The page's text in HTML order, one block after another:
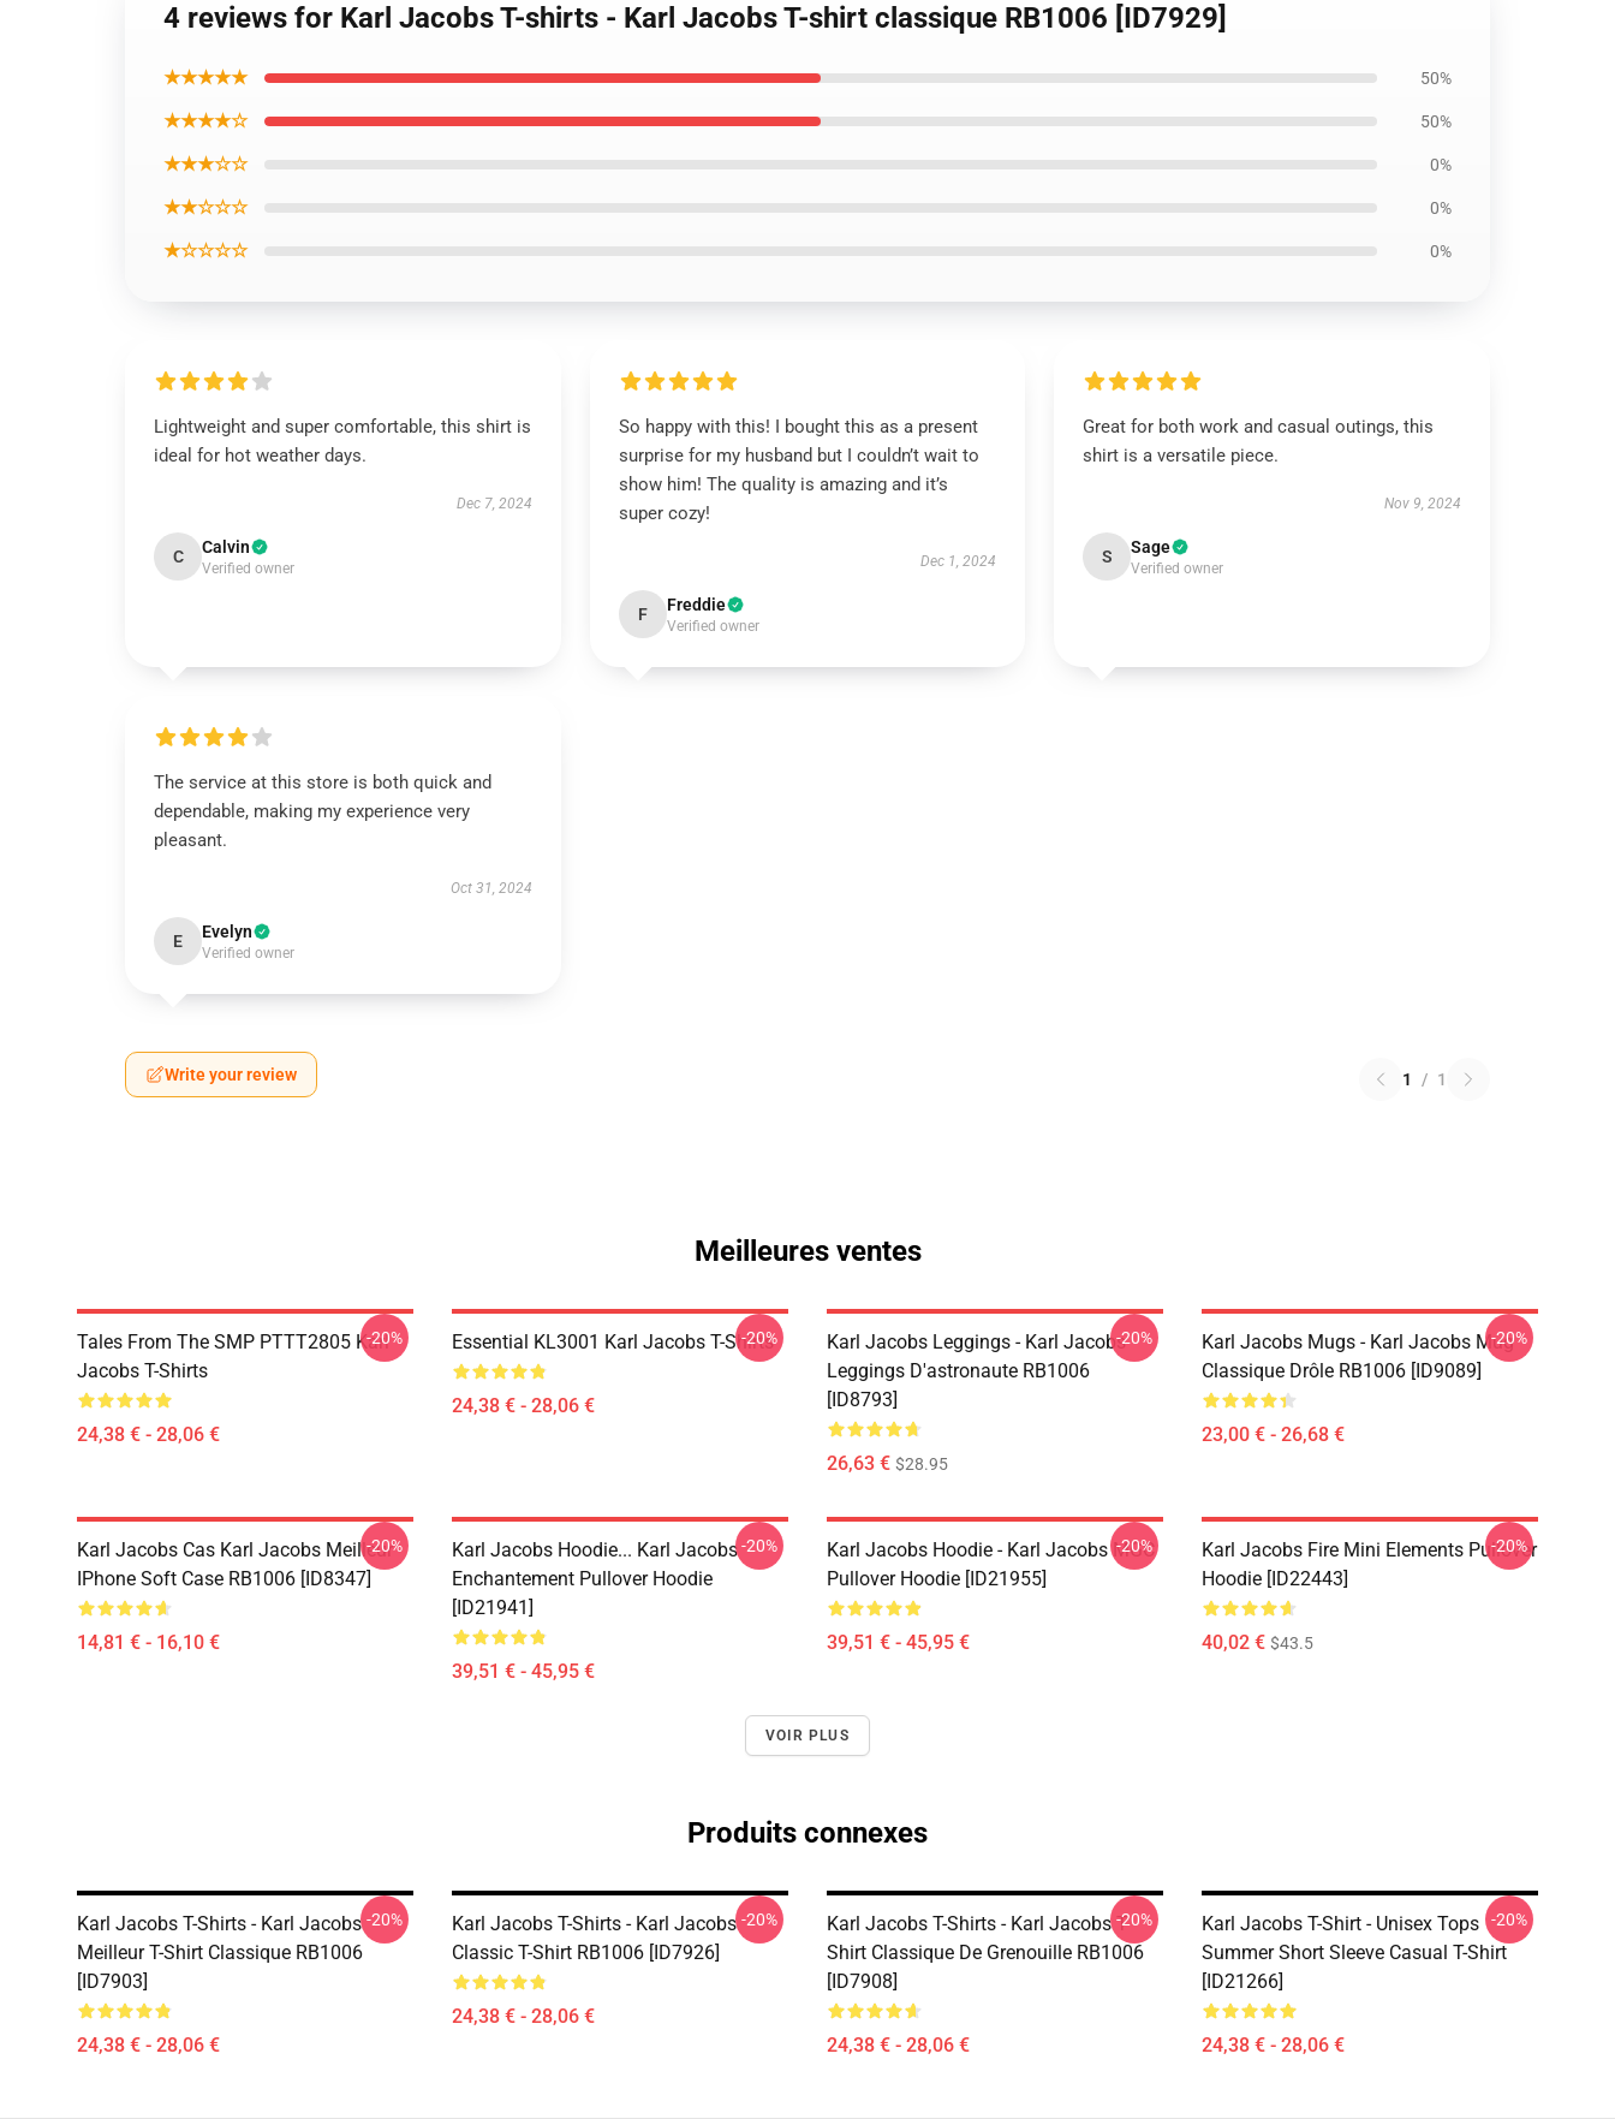
4 reviews for Karl Jacobs T-shirts - Karl Jacobs T-shirt classique RB1006 [ID7929]
★★★★★ 50%
★★★★☆ 50%
★★★☆☆ 0%
★★☆☆☆ 0%
★☆☆☆☆ 0%
Lightweight and super comfortable, this shirt is
ideal for hot weather days.
Dec 7, 2024
C Calvin
Verified owner
So happy with this! I bought this as a present
surprise for my husband but I couldn’t wait to
show him! The quality is amazing and it’s
super cozy!
Dec 1, 2024
F Freddie
Verified owner
Great for both work and casual outings, this
shirt is a versatile piece.
Nov 9, 2024
S Sage
Verified owner
The service at this store is both quick and
dependable, making my experience very
pleasant.
Oct 31, 2024
E Evelyn
Verified owner
Write your review 1 / 1
Meilleures ventes
Tales From The SMP PTTT2805 Karl
Jacobs T-Shirts
24,38 € - 28,06 €
-20% Essential KL3001 Karl Jacobs T-Shirts
24,38 € - 28,06 €
-20%
Karl Jacobs Leggings - Karl Jacobs
Leggings D'astronaute RB1006
[ID8793]
26,63 € $28.95
-20%
Karl Jacobs Mugs - Karl Jacobs Mug
Classique Drôle RB1006 [ID9089]
23,00 € - 26,68 €
-20%
Karl Jacobs Cas Karl Jacobs Meilleur
IPhone Soft Case RB1006 [ID8347]
14,81 € - 16,10 €
-20%
Karl Jacobs Hoodie... Karl Jacobs
Enchantement Pullover Hoodie
[ID21941]
39,51 € - 45,95 €
-20%
Karl Jacobs Hoodie - Karl Jacobs MGC
Pullover Hoodie [ID21955]
39,51 € - 45,95 €
-20%
Karl Jacobs Fire Mini Elements Pullover
Hoodie [ID22443]
40,02 € $43.5
-20%
VOIR PLUS
Produits connexes
Karl Jacobs T-Shirts - Karl Jacobs
Meilleur T-Shirt Classique RB1006
[ID7903]
24,38 € - 28,06 €
-20%
Karl Jacobs T-Shirts - Karl Jacobs
Classic T-Shirt RB1006 [ID7926]
24,38 € - 28,06 €
-20%
Karl Jacobs T-Shirts - Karl Jacobs T-
Shirt Classique De Grenouille RB1006
[ID7908]
24,38 € - 28,06 €
-20%
Karl Jacobs T-Shirt - Unisex Tops
Summer Short Sleeve Casual T-Shirt
[ID21266]
24,38 € - 28,06 €
-20%